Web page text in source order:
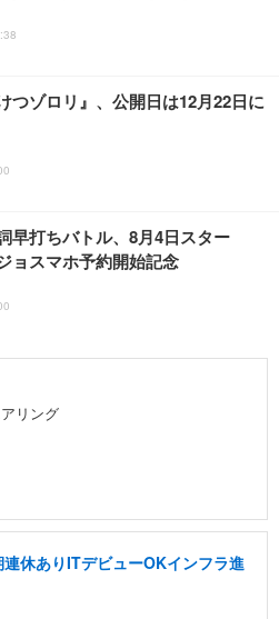
つゾロリ』、公開日は12月22日に
早打ちバトル、8月4日スター
ョスマホ予約開始記念
リング
休ありITデビューOKインフラ進